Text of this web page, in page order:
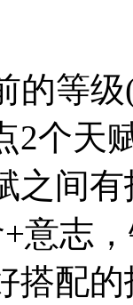
等级
2个天
之间
意志
搭配